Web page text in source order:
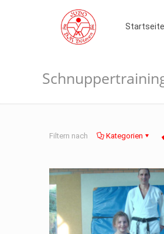
Startseite
Filtern nach Kategorien